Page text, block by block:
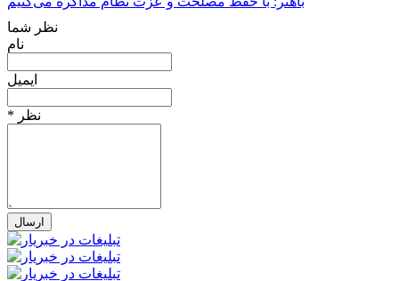
نظر شما
نام
ایمیل
* نظر